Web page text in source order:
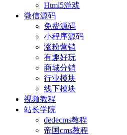
Html5游戏
微信源码
免费源码
小程序源码
涨粉营销
有趣好玩
商城分销
行业模块
线下模块
视频教程
站长学院
dedecms教程
帝国cms教程